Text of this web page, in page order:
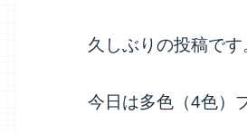
久しぶりの投稿です
今日は多色（4色）